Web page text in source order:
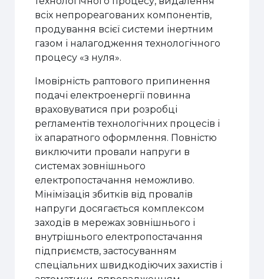
всіх непрореагованих компонентів,
продування всієї системи інертним
газом і налагодження технологічного
процесу «з нуля».
Імовірність раптового припинення
подачі електроенергії повинна
враховуватися при розробці
регламентів технологічних процесів і
їх апаратного оформлення. Повністю
виключити провали напруги в
системах зовнішнього
електропостачання неможливо.
Мінімізація збитків від провалів
напруги досягається комплексом
заходів в мережах зовнішнього і
внутрішнього електропостачання
підприємств, застосуванням
спеціальних швидкодіючих захистів і